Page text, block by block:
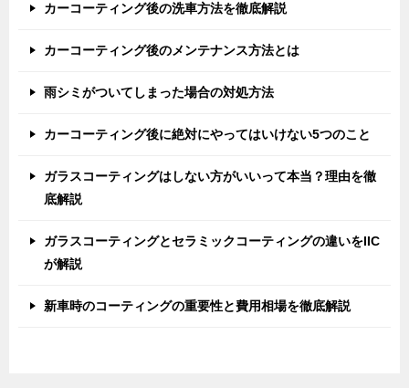
カーコーティング後の洗車方法を徹底解説
カーコーティング後のメンテナンス方法とは
雨シミがついてしまった場合の対処方法
カーコーティング後に絶対にやってはいけない5つのこと
ガラスコーティングはしない方がいいって本当？理由を徹
底解説
ガラスコーティングとセラミックコーティングの違いをIIC
が解説
新車時のコーティングの重要性と費用相場を徹底解説